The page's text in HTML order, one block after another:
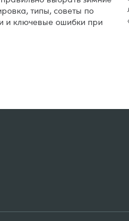
типы, советы по
и ключевые ошибки при